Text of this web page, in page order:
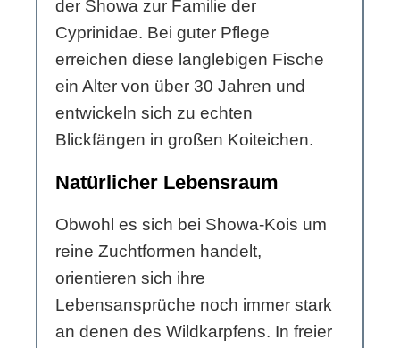
der Showa zur Familie der
Cyprinidae. Bei guter Pflege
erreichen diese langlebigen Fische
ein Alter von über 30 Jahren und
entwickeln sich zu echten
Blickfängen in großen Koiteichen.
Natürlicher Lebensraum
Obwohl es sich bei Showa-Kois um
reine Zuchtformen handelt,
orientieren sich ihre
Lebensansprüche noch immer stark
an denen des Wildkarpfens. In freier